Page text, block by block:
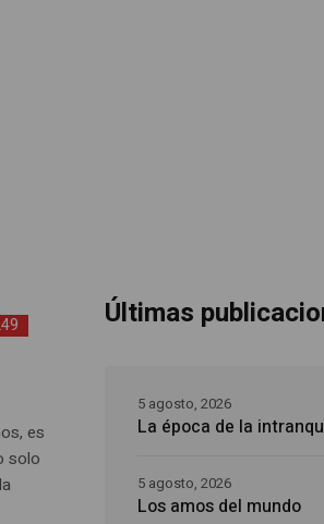
es
solo
Últimas
La época de la
5 agosto, 2026
Los amos del mundo
5 agosto, 2026